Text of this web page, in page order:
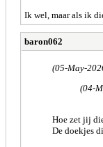
Ik wel, maar als ik
baron062
(05-May-
(04-
Hoe zet jij
De doekjes